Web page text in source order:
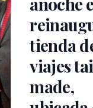
tienda
viajes
made,